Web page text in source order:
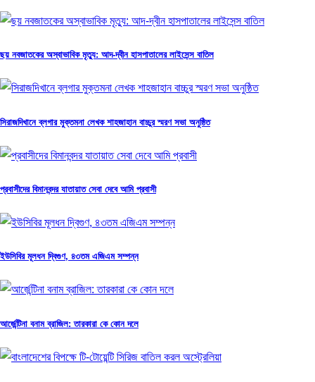
ছয় নবজাতকের অস্বাভাবিক মৃত্যু: আদ-দ্বীন হাসপাতালের লাইসেন্স বাতিল
সিরাজদিখানে ব্লগার মুক্তমনা লেখক শাহজাহান বাচ্চুর স্মরণ সভা অনুষ্ঠিত
প্রবাসীদের বিমানবন্দর যাতায়াত সেবা দেবে আমি প্রবাসী
ইউসিবির মূলধন দ্বিগুণ, ৪৩তম এজিএম সম্পন্ন
আর্জেন্টিনা বনাম ব্রাজিল: তারকারা কে কোন দলে